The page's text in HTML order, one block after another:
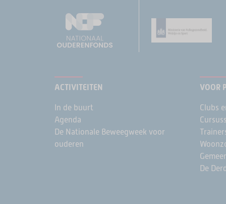
ACTIVITEITEN
In de buurt
Agenda
De Nationale Beweegweek voor
ouderen
VOOR
Clubs
De